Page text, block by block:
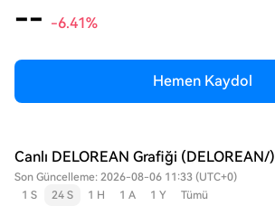
-- -6.41%
Hemen Kaydol
Canlı DELOREAN Grafiği (DELOREAN/)
Son Güncelleme: 2026-08-06 11:33 (UTC+0)
1 S
24 S 1 H 1 A 1 Y Tümü